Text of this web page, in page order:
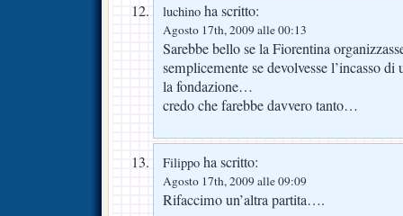
luchino ha scritto:
Agosto 17th, 2009 alle 00:13
Sarebbe bello se la Fiorentina
semplicemente se devolvesse l’incasso
la fondazione…
credo che farebbe davvero tanto…
Filippo ha scritto:
Agosto 17th, 2009 alle 09:09
Rifaccimo un’altra partita….